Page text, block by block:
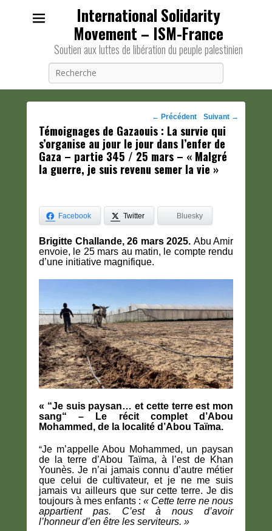
International Solidarity
Movement – ISM-France
Soutien aux luttes de libération du peuple palestinien
Navigation
des
posts
← Précédent Suivant →
Témoignages de Gazaouis : La survie qui
s’organise au jour le jour dans l’enfer de
Gaza – partie 345 / 25 mars – « Malgré
la guerre, je suis revenu semer la vie »
Facebook Twitter Bluesky
Brigitte Challande, 26 mars 2025. Abu Amir
envoie, le 25 mars au matin, le compte rendu
d’une initiative magnifique.
« “Je suis paysan… et cette terre est mon
sang“ – Le récit complet d’Abou
Mohammed, de la localité d’Abou Taïma.
“Je m’appelle Abou Mohammed, un paysan
de la terre d’Abou Taïma, à l’est de Khan
Younès. Je n’ai jamais connu d’autre métier
que celui de cultivateur, et je ne me suis
jamais vu ailleurs que sur cette terre. Je dis
toujours à mes enfants : « Cette terre ne nous
appartient pas. C’est à nous d’avoir
l’honneur d’en être les serviteurs. »